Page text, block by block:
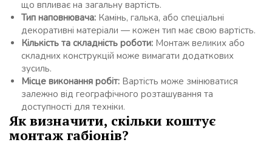
що впливає на загальну вартість.
Тип наповнювача: Камінь, галька, або спеціальні
декоративні матеріали — кожен тип має свою вартість.
Кількість та складність роботи: Монтаж великих або
складних конструкцій може вимагати додаткових
зусиль.
Місце виконання робіт: Вартість може змінюватися
залежно від географічного розташування та
доступності для техніки.
Як визначити, скільки коштує
монтаж габіонів?